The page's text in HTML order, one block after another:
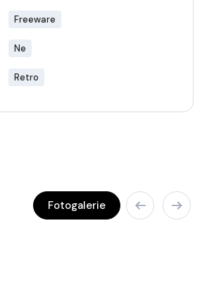
Freeware
Ne
Retro
Fotogalerie